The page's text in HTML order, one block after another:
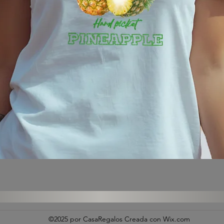
©2025 por CasaRegalos Creada con Wix.com